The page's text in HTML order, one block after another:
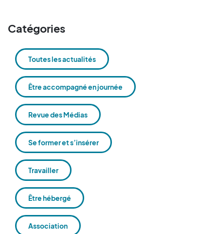
Catégories
Toutes les actualités
Être accompagné en journée
Revue des Médias
Se former et s’insérer
Travailler
Être hébergé
Association